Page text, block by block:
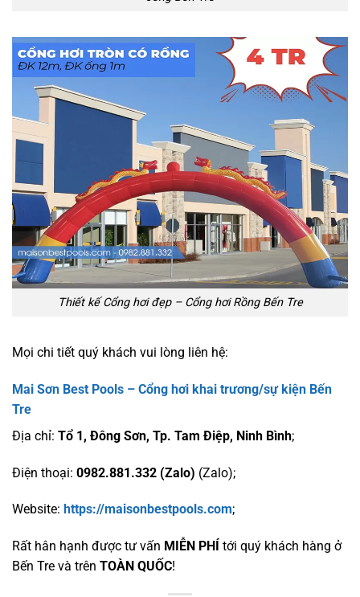
Thiết kế Cổng hơi đẹp – Cổng hơi Rồng Bến Tre
Mọi chi tiết quý khách vui lòng liên hệ:
Mai Sơn Best Pools – Cổng hơi khai trương/sự kiện Bến
Tre
Địa chỉ: Tổ 1, Đông Sơn, Tp. Tam Điệp, Ninh Bình;
Điện thoại: 0982.881.332 (Zalo) (Zalo);
Website: https://maisonbestpools.com;
Rất hân hạnh được tư vấn MIỄN PHÍ
tới quý khách hàng ở
Bến Tre và trên TOÀN QUỐC!